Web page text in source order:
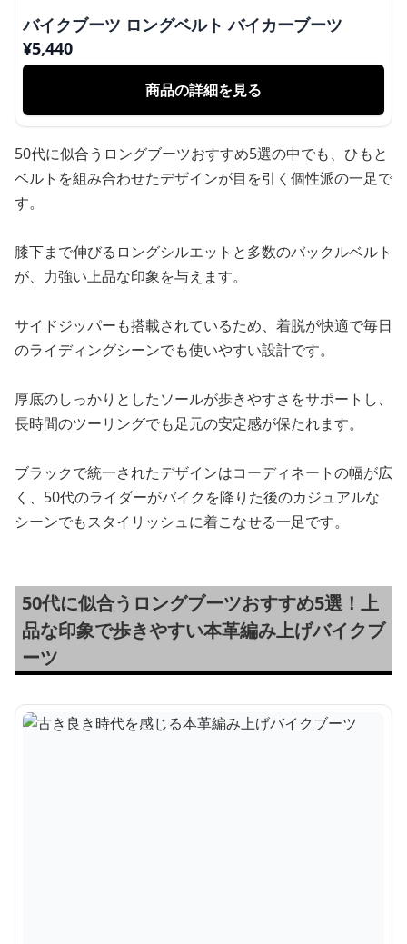
バイクブーツ ロングベルト バイカーブーツ
¥5,440
商品の詳細を見る
50代に似合うロングブーツおすすめ5選の中でも、ひもと
ベルトを組み合わせたデザインが目を引く個性派の一足で
す。
膝下まで伸びるロングシルエットと多数のバックルベルト
が、力強い上品な印象を与えます。
サイドジッパーも搭載されているため、着脱が快適で毎日
のライディングシーンでも使いやすい設計です。
厚底のしっかりとしたソールが歩きやすさをサポートし、
長時間のツーリングでも足元の安定感が保たれます。
ブラックで統一されたデザインはコーディネートの幅が広
く、50代のライダーがバイクを降りた後のカジュアルな
シーンでもスタイリッシュに着こなせる一足です。
50代に似合うロングブーツおすすめ5選！上
品な印象で歩きやすい本革編み上げバイクブ
ーツ